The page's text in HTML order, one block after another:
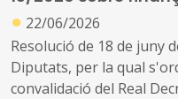
● 22/06/2026
Resolució de 18 de juny
Diputats, per la qual
convalidació del Real